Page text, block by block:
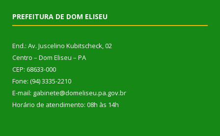
PREFEITURA DE DOM ELISEU
End.: Av. Juscelino Kubitscheck, 02
Centro – Dom Eliseu – PA
CEP: 68633-000
Fone: (94) 3335-2210
E-mail: gabinete@domeliseu.pa.gov.br
Horário de atendimento: 08h às 14h